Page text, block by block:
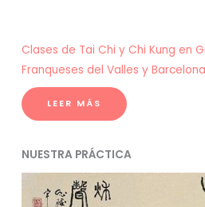
Clases de Tai Chi y Chi Kung en
Franqueses del Valles y
LEER MÁS
NUESTRA PRÁCTICA